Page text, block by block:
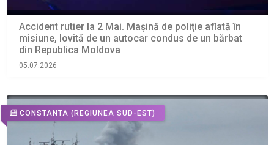
Accident rutier la 2 Mai. Maşină de poliţie aflată în
misiune, lovită de un autocar condus de un bărbat
din Republica Moldova
05.07.2026
CONSTANTA (REGIUNEA SUD-EST)